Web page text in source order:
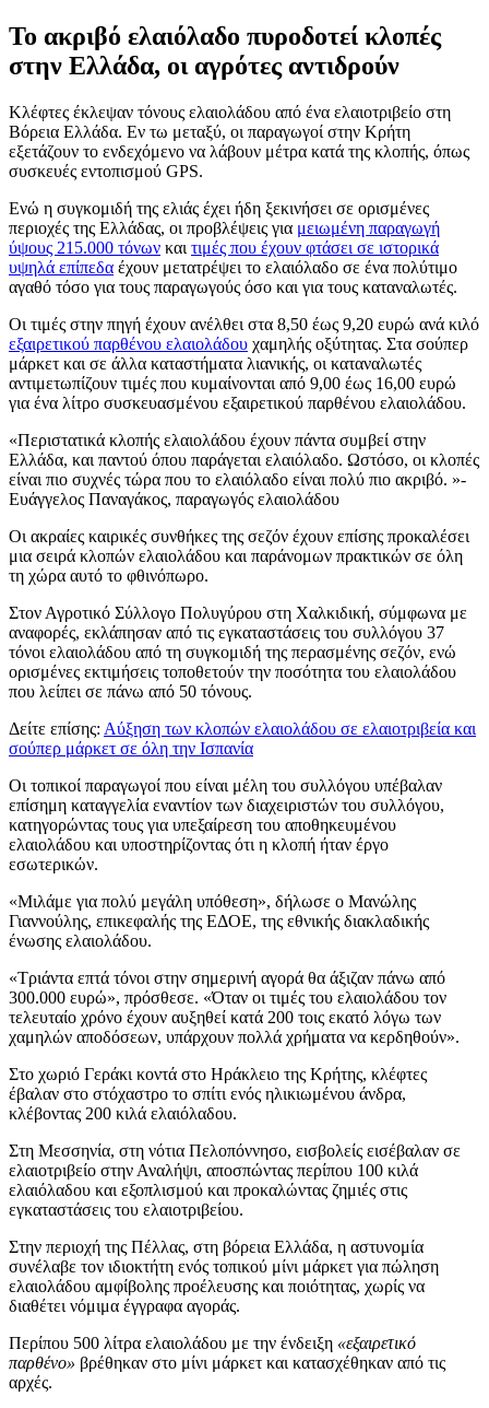
Το ακριβό ελαιόλαδο πυροδοτεί κλοπές
στην Ελλάδα, οι αγρότες αντιδρούν
Κλέφτες έκλεψαν τόνους ελαιολάδου από ένα ελαιοτριβείο στη
Βόρεια Ελλάδα. Εν τω μεταξύ, οι παραγωγοί στην Κρήτη
εξετάζουν το ενδεχόμενο να λάβουν μέτρα κατά της κλοπής, όπως
συσκευές εντοπισμού GPS.
Ενώ η συγκομιδή της ελιάς έχει ήδη ξεκινήσει σε ορισμένες
περιοχές της Ελλάδας, οι προβλέψεις για μειωμένη παραγωγή
ύψους 215.000 τόνων και τιμές που έχουν φτάσει σε ιστορικά
υψηλά επίπεδα έχουν μετατρέψει το ελαιόλαδο σε ένα πολύτιμο
αγαθό τόσο για τους παραγωγούς όσο και για τους καταναλωτές.
Οι τιμές στην πηγή έχουν ανέλθει στα 8,50 έως 9,20 ευρώ ανά κιλό
εξαιρετικού παρθένου ελαιολάδου χαμηλής οξύτητας. Στα σούπερ
μάρκετ και σε άλλα καταστήματα λιανικής, οι καταναλωτές
αντιμετωπίζουν τιμές που κυμαίνονται από 9,00 έως 16,00 ευρώ
για ένα λίτρο συσκευασμένου εξαιρετικού παρθένου ελαιολάδου.
Περιστατικά κλοπής ελαιολάδου έχουν πάντα συμβεί στην
Ελλάδα, και παντού όπου παράγεται ελαιόλαδο. Ωστόσο, οι κλοπές
είναι πιο συχνές τώρα που το ελαιόλαδο είναι πολύ πιο ακριβό.
-
Ευάγγελος Παναγάκος, παραγωγός ελαιολάδου
Οι ακραίες καιρικές συνθήκες της σεζόν έχουν επίσης προκαλέσει
μια σειρά κλοπών ελαιολάδου και παράνομων πρακτικών σε όλη
τη χώρα αυτό το φθινόπωρο.
Στον Αγροτικό Σύλλογο Πολυγύρου στη Χαλκιδική, σύμφωνα με
αναφορές, εκλάπησαν από τις εγκαταστάσεις του συλλόγου 37
τόνοι ελαιολάδου από τη συγκομιδή της περασμένης σεζόν, ενώ
ορισμένες εκτιμήσεις τοποθετούν την ποσότητα του ελαιολάδου
που λείπει σε πάνω από 50 τόνους.
Δείτε επίσης: Αύξηση των κλοπών ελαιολάδου σε ελαιοτριβεία και
σούπερ μάρκετ σε όλη την Ισπανία
Οι τοπικοί παραγωγοί που είναι μέλη του συλλόγου υπέβαλαν
επίσημη καταγγελία εναντίον των διαχειριστών του συλλόγου,
κατηγορώντας τους για υπεξαίρεση του αποθηκευμένου
ελαιολάδου και υποστηρίζοντας ότι η κλοπή ήταν έργο
εσωτερικών.
«Μιλάμε για πολύ μεγάλη υπόθεση», δήλωσε ο Μανώλης
Γιαννούλης, επικεφαλής της ΕΔΟΕ, της εθνικής διακλαδικής
ένωσης ελαιολάδου.
«Τριάντα επτά τόνοι στην σημερινή αγορά θα άξιζαν πάνω από
300.000 ευρώ», πρόσθεσε. «Όταν οι τιμές του ελαιολάδου τον
τελευταίο χρόνο έχουν αυξηθεί κατά 200 τοις εκατό λόγω των
χαμηλών αποδόσεων, υπάρχουν πολλά χρήματα να κερδηθούν».
Στο χωριό Γεράκι κοντά στο Ηράκλειο της Κρήτης, κλέφτες
έβαλαν στο στόχαστρο το σπίτι ενός ηλικιωμένου άνδρα,
κλέβοντας 200 κιλά ελαιόλαδου.
Στη Μεσσηνία, στη νότια Πελοπόννησο, εισβολείς εισέβαλαν σε
ελαιοτριβείο στην Αναλήψι, αποσπώντας περίπου 100 κιλά
ελαιόλαδου και εξοπλισμού και προκαλώντας ζημιές στις
εγκαταστάσεις του ελαιοτριβείου.
Στην περιοχή της Πέλλας, στη βόρεια Ελλάδα, η αστυνομία
συνέλαβε τον ιδιοκτήτη ενός τοπικού μίνι μάρκετ για πώληση
ελαιολάδου αμφίβολης προέλευσης και ποιότητας, χωρίς να
διαθέτει νόμιμα έγγραφα αγοράς.
Περίπου 500 λίτρα ελαιολάδου με την ένδειξη «εξαιρετικό
παρθένο» βρέθηκαν στο μίνι μάρκετ και κατασχέθηκαν από τις
αρχές.